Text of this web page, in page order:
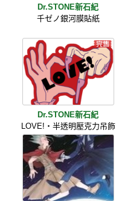
Dr.STONE新石紀
千ゼノ銀河膜貼紙
Dr.STONE新石紀
LOVE!・半透明壓克力吊飾